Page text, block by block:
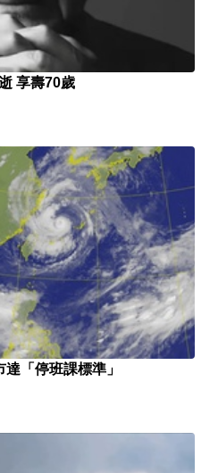
享壽70歲
「停班課標準」